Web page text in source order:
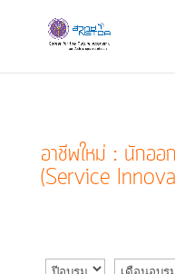
อาชีพใหม่ : นักออ
(Service